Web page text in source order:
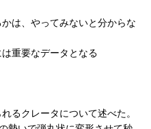
は、やってみないと分からな
重要なデータとなる
るクレータについて述べた。